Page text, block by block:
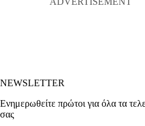
NEWSLETTER
Ενημερωθείτε πρώτοι για όλα τα
σας